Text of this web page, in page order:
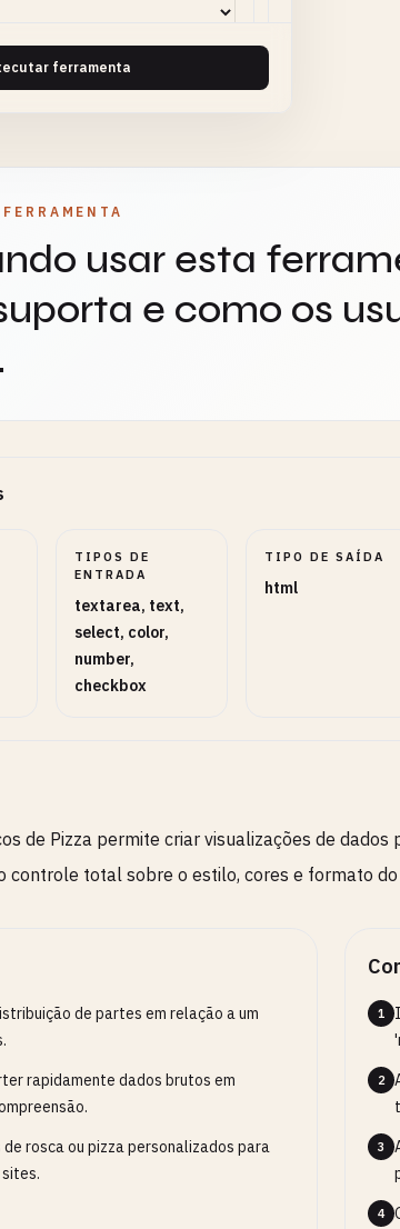
NUMBER OPCIONAL
(width and height)
comportamentos opcionais.
ferramenta
usar esta
e como os
TIPOS DE
ENTRADA
textarea, text,
select, color,
number,
checkbox
TIPO DE SAÍDA
html
de Pizza permite criar visualizações de
controle total sobre o estilo, cores e formato do
de partes em relação a um
rapidamente dados brutos em
rosca ou pizza personalizados para
1
2
3
4